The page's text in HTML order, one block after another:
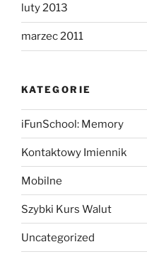
luty 2013
marzec 2011
KATEGORIE
iFunSchool: Memory
Kontaktowy Imiennik
Mobilne
Szybki Kurs Walut
Uncategorized